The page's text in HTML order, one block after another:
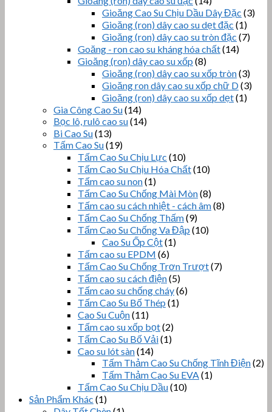
Gioăng Cao Su Chịu Dầu Dây Đặc (3)
Gioăng (ron) dây cao su dẹt đặc (1)
Gioăng (ron) dây cao su tròn đặc (7)
Goăng - ron cao su kháng hóa chất(14)
Gioăng (ron) dây cao su xốp (8)
Gioăng (ron) dây cao su xốp tròn(3)
Gioăng ron dây cao su xốp chữ D(3)
Gioăng (ron) dây cao su xốp dẹt(1)
Gia Công Cao Su(14)
Bọc lô, rulô cao su(14)
Bi Cao Su(13)
Tấm Cao Su(19)
Tấm Cao Su Chịu Lực (10)
Tấm Cao Su Chịu Hóa Chất(10)
Tấm cao su non(1)
Tấm Cao Su Chống Mài Mòn(8)
Tấm cao su cách nhiệt - cách âm(8)
Tấm Cao Su Chống Thấm(9)
Tấm Cao Su Chống Va Đập (10)
Cao Su Ốp Cột(1)
Tấm cao su EPDM (6)
Tấm Cao Su Chống Trơn Trượt(7)
Tấm cao su cách điện(5)
Tấm cao su chống cháy(6)
Tấm Cao Su Bố Thép (1)
Cao Su Cuộn(11)
Tấm cao su xốp bọt(2)
Tấm Cao Su Bố Vải(1)
Cao su lót sàn(14)
Tấm Thảm Cao Su Chống Tĩnh Điện(2)
Tấm Thảm Cao Su EVA(1)
Tấm Cao Su Chịu Dầu(10)
Sản Phẩm Khác (1)